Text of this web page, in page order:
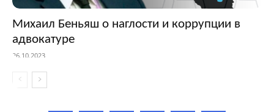
Михаил Беньяш о наглости и коррупции в
адвокатуре
26.10.2023